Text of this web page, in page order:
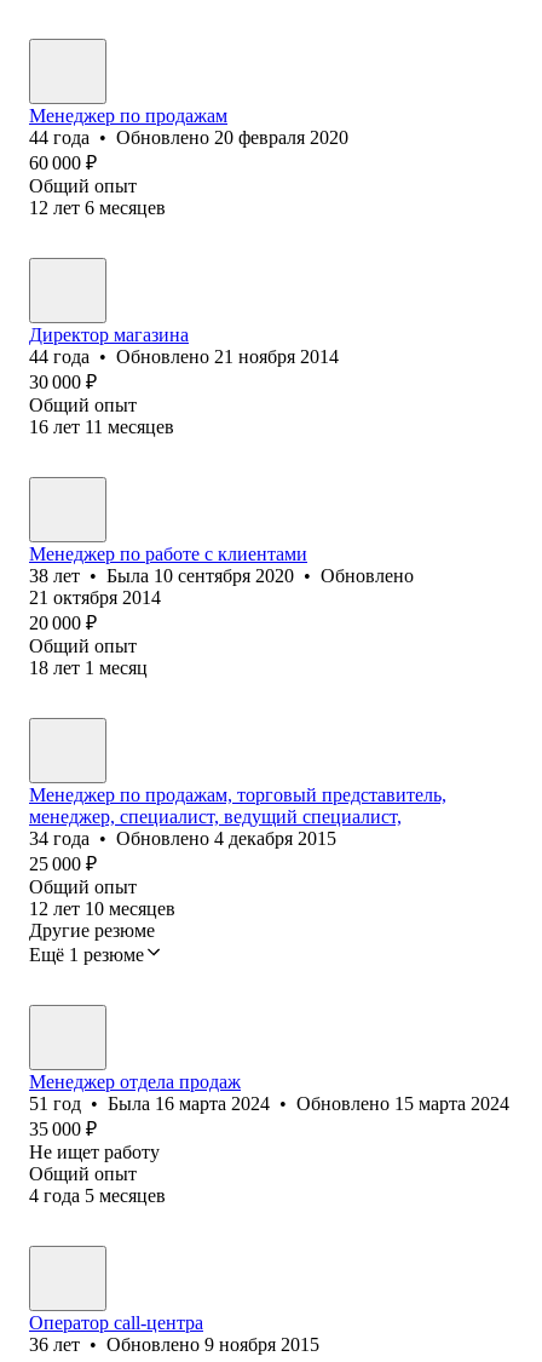
Менеджер по продажам
44 года • Обновлено 20 февраля 2020
60 000 ₽
Общий опыт
12 лет 6 месяцев
Директор магазина
44 года • Обновлено 21 ноября 2014
30 000 ₽
Общий опыт
16 лет 11 месяцев
Менеджер по работе с клиентами
38 лет • Была 10 сентября 2020 • Обновлено
21 октября 2014
20 000 ₽
Общий опыт
18 лет 1 месяц
Менеджер по продажам, торговый представитель,
менеджер, специалист, ведущий специалист,
34 года • Обновлено 4 декабря 2015
25 000 ₽
Общий опыт
12 лет 10 месяцев
Другие резюме
Ещё 1 резюме
Менеджер отдела продаж
51 год • Была 16 марта 2024 • Обновлено 15 марта 2024
35 000 ₽
Не ищет работу
Общий опыт
4 года 5 месяцев
Оператор call-центра
36 лет • Обновлено 9 ноября 2015